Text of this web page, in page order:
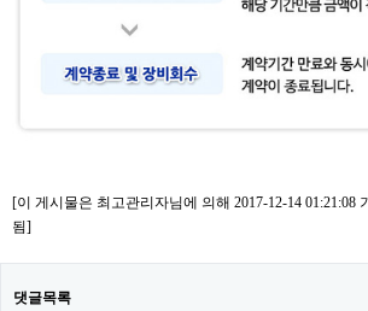
[이 게시물은 최고관리자님에 의해 2017-12-14 01:21:08
됨]
댓글목록